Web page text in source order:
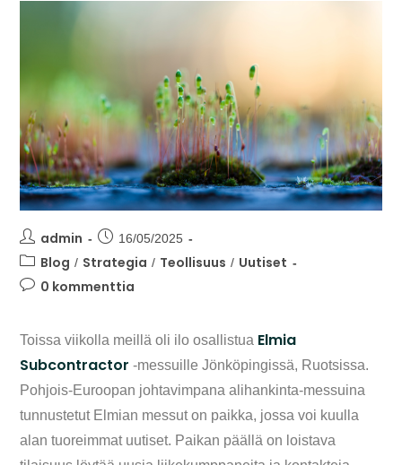
admin 16/05/2025
Blog / Strategia / Teollisuus / Uutiset
0 kommenttia
Toissa viikolla meillä oli ilo osallistua Elmia
Subcontractor -messuille Jönköpingissä, Ruotsissa.
Pohjois-Euroopan johtavimpana alihankinta-messuina
tunnustetut Elmian messut on paikka, jossa voi kuulla
alan tuoreimmat uutiset. Paikan päällä on loistava